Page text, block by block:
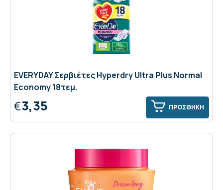
EVERYDAY Σερβιέτες Hyperdry Ultra Plus Normal
Economy 18τεμ.
€3,35 ΠΡΟΣΘΗΚΗ